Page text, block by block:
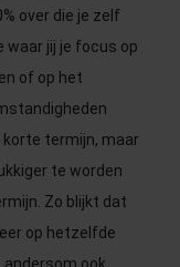
over die je zelf
waar jij je focus op
of op het
korte termijn, maar
te worden
Zo blijkt dat
op hetzelfde
ook,